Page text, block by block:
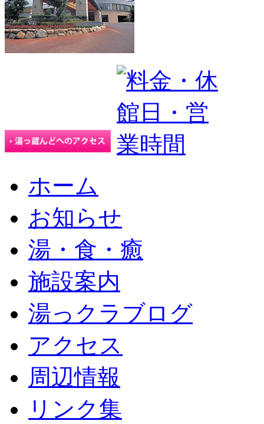
ホーム
お知らせ
湯・食・癒
施設案内
湯っクラブログ
アクセス
周辺情報
リンク集